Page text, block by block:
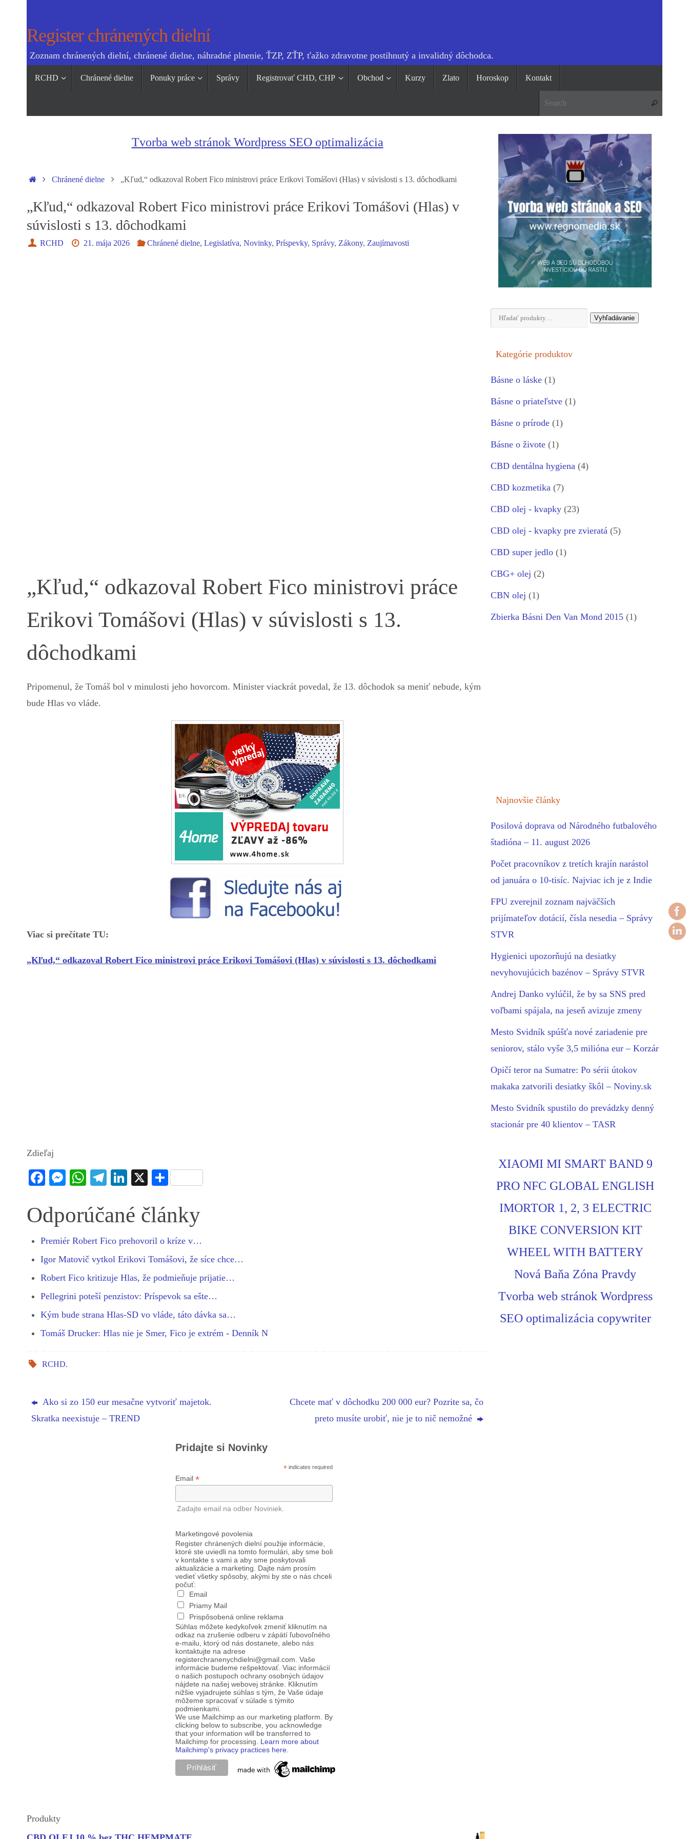
Register chránených dielní
Zoznam chránených dielní, chránené dielne, náhradné plnenie, ŤZP, ZŤP, ťažko zdravotne postihnutý a invalidný dôchodca.
RCHD Chránené dielne Ponuky práce Správy Registrovať CHD, CHP Obchod Kurzy Zlato Horoskop Kontakt
Search
Tvorba web stránok Wordpress SEO optimalizácia
HomeChránené dielne „Kľud,“ odkazoval Robert Fico ministrovi práce Erikovi Tomášovi (Hlas) v súvislosti s 13. dôchodkami
„Kľud,“ odkazoval Robert Fico ministrovi práce Erikovi Tomášovi (Hlas) v
súvislosti s 13. dôchodkami
RCHD 21. mája 2026 Chránené dielne,Legislatíva,Novinky,Príspevky, Správy,Zákony,Zaujímavosti
„Kľud,“ odkazoval Robert Fico ministrovi práce
Erikovi Tomášovi (Hlas) v súvislosti s 13.
dôchodkami
Pripomenul, že Tomáš bol v minulosti jeho hovorcom. Minister viackrát povedal, že 13. dôchodok sa meniť nebude, kým
bude Hlas vo vláde.
Viac si prečítate TU:
„Kľud,“ odkazoval Robert Fico ministrovi práce Erikovi Tomášovi (Hlas) v súvislosti s 13. dôchodkami
Zdieľaj
Fa
bo
ok
M
se
ng
er
W
ts
A
pp
Te
gr
a
m
Li
ed
In
X S
re
Odporúčané články
Premiér Robert Fico prehovoril o kríze v…
Igor Matovič vytkol Erikovi Tomášovi, že síce chce…
Robert Fico kritizuje Hlas, že podmieňuje prijatie…
Pellegrini poteší penzistov: Príspevok sa ešte…
Kým bude strana Hlas-SD vo vláde, táto dávka sa…
Tomáš Drucker: Hlas nie je Smer, Fico je extrém - Denník N
RCHD.
Ako si zo 150 eur mesačne vytvoriť majetok.
Skratka neexistuje – TREND
Chcete mať v dôchodku 200 000 eur? Pozrite sa, čo
preto musíte urobiť, nie je to nič nemožné
Pridajte si Novinky
* indicates required
Email *
Zadajte email na odber Noviniek.
Marketingové povolenia
Register chránených dielní použije informácie,
ktoré ste uviedli na tomto formulári, aby sme boli
v kontakte s vami a aby sme poskytovali
aktualizácie a marketing. Dajte nám prosím
vedieť všetky spôsoby, akými by ste o nás chceli
počuť:
Email
Priamy Mail
Prispôsobená online reklama
Súhlas môžete kedykoľvek zmeniť kliknutím na
odkaz na zrušenie odberu v zápätí ľubovoľného
e-mailu, ktorý od nás dostanete, alebo nás
kontaktujte na adrese
registerchranenychdielni@gmail.com. Vaše
informácie budeme rešpektovať. Viac informácií
o našich postupoch ochrany osobných údajov
nájdete na našej webovej stránke. Kliknutím
nižšie vyjadrujete súhlas s tým, že Vaše údaje
môžeme spracovať v súlade s týmito
podmienkami.
We use Mailchimp as our marketing platform. By
clicking below to subscribe, you acknowledge
that your information will be transferred to
Mailchimp for processing. Learn more about
Mailchimp's privacy practices here.
Produkty
Hľadať: Vyhľadávanie
Kategórie produktov
Básne o láske (1)
Básne o priateľstve (1)
Básne o prírode (1)
Básne o živote (1)
CBD dentálna hygiena (4)
CBD kozmetika (7)
CBD olej - kvapky (23)
CBD olej - kvapky pre zvieratá (5)
CBD super jedlo (1)
CBG+ olej (2)
CBN olej (1)
Zbierka Básni Den Van Mond 2015 (1)
Najnovšie články
Posilová doprava od Národného futbalového
štadióna – 11. august 2026
Počet pracovníkov z tretích krajín narástol
od januára o 10-tisíc. Najviac ich je z Indie
FPU zverejnil zoznam najväčších
prijímateľov dotácií, čísla nesedia – Správy
STVR
Hygienici upozorňujú na desiatky
nevyhovujúcich bazénov – Správy STVR
Andrej Danko vylúčil, že by sa SNS pred
voľbami spájala, na jeseň avizuje zmeny
Mesto Svidník spúšťa nové zariadenie pre
seniorov, stálo vyše 3,5 milióna eur – Korzár
Opičí teror na Sumatre: Po sérii útokov
makaka zatvorili desiatky škôl – Noviny.sk
Mesto Svidník spustilo do prevádzky denný
stacionár pre 40 klientov – TASR
XIAOMI MI SMART BAND 9
PRO NFC GLOBAL ENGLISH
IMORTOR 1, 2, 3 ELECTRIC
BIKE CONVERSION KIT
WHEEL WITH BATTERY
Nová Baňa Zóna Pravdy
Tvorba web stránok Wordpress
SEO optimalizácia copywriter